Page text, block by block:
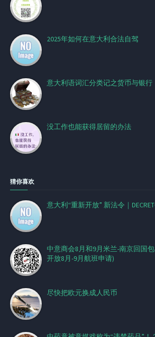
2025年如何在意大利合法自驾
意大利语词汇分类记之货币与银行
没工作也能获得居留的办法
猜你喜欢
意大利“重新开放” 新法令｜
中意商会8月和9月米兰-南京回国
开放8月-9月航班申请)
尽快把欧元换成人民币